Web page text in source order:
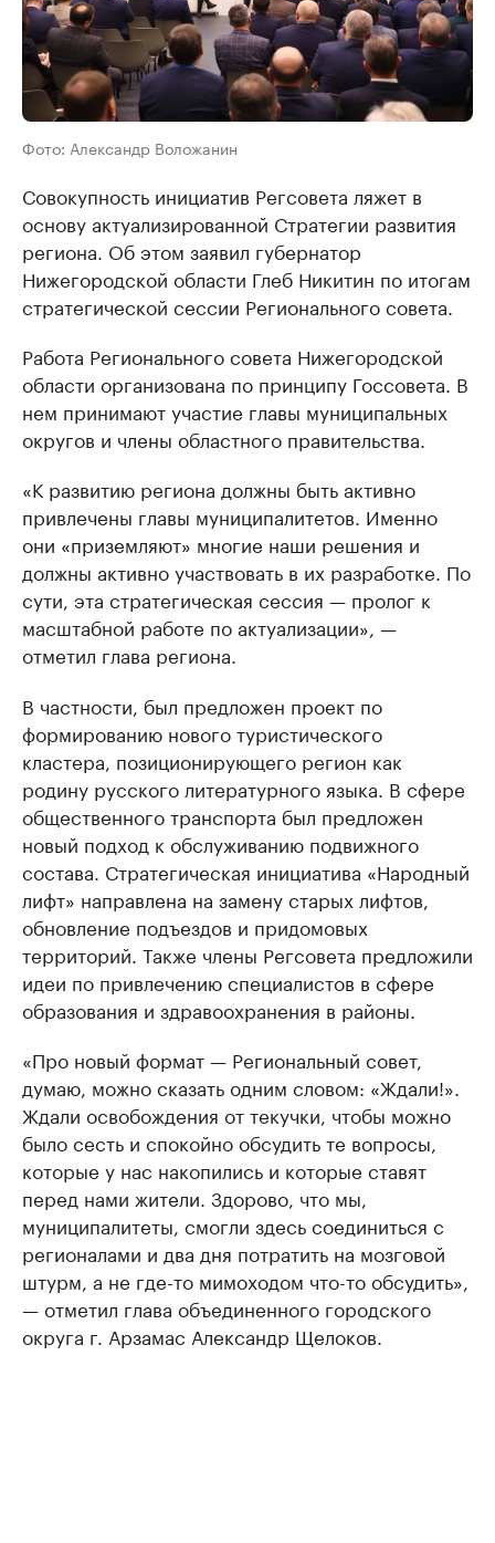
Фото: Александр Воложанин
Совокупность инициатив Регсовета ляжет в
основу актуализированной Стратегии развития
региона. Об этом заявил губернатор
Нижегородской области Глеб Никитин по итогам
стратегической сессии Регионального совета.
Работа Регионального совета Нижегородской
области организована по принципу Госсовета. В
нем принимают участие главы муниципальных
округов и члены областного правительства.
«К развитию региона должны быть активно
привлечены главы муниципалитетов. Именно
они «приземляют» многие наши решения и
должны активно участвовать в их разработке. По
сути, эта стратегическая сессия — пролог к
масштабной работе по актуализации», —
отметил глава региона.
В частности, был предложен проект по
формированию нового туристического
кластера, позиционирующего регион как
родину русского литературного языка. В сфере
общественного транспорта был предложен
новый подход к обслуживанию подвижного
состава. Стратегическая инициатива «Народный
лифт» направлена на замену старых лифтов,
обновление подъездов и придомовых
территорий. Также члены Регсовета предложили
идеи по привлечению специалистов в сфере
образования и здравоохранения в районы.
«Про новый формат — Региональный совет,
думаю, можно сказать одним словом: «Ждали!».
Ждали освобождения от текучки, чтобы можно
было сесть и спокойно обсудить те вопросы,
которые у нас накопились и которые ставят
перед нами жители. Здорово, что мы,
муниципалитеты, смогли здесь соединиться с
регионалами и два дня потратить на мозговой
штурм, а не где-то мимоходом что-то обсудить»,
— отметил глава объединенного городского
округа г. Арзамас Александр Щелоков.